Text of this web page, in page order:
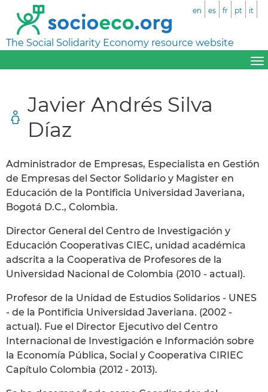
The Social Solidarity Economy resource website
en es fr pt it
Javier Andrés Silva
Díaz
Administrador de Empresas, Especialista en Gestión
de Empresas del Sector Solidario y Magister en
Educación de la Pontificia Universidad Javeriana,
Bogotá D.C., Colombia.
Director General del Centro de Investigación y
Educación Cooperativas CIEC, unidad académica
adscrita a la Cooperativa de Profesores de la
Universidad Nacional de Colombia (2010 - actual).
Profesor de la Unidad de Estudios Solidarios - UNES
- de la Pontificia Universidad Javeriana. (2002 -
actual). Fue el Director Ejecutivo del Centro
Internacional de Investigación e Información sobre
la Economía Pública, Social y Cooperativa CIRIEC
Capítulo Colombia (2012 - 2013).